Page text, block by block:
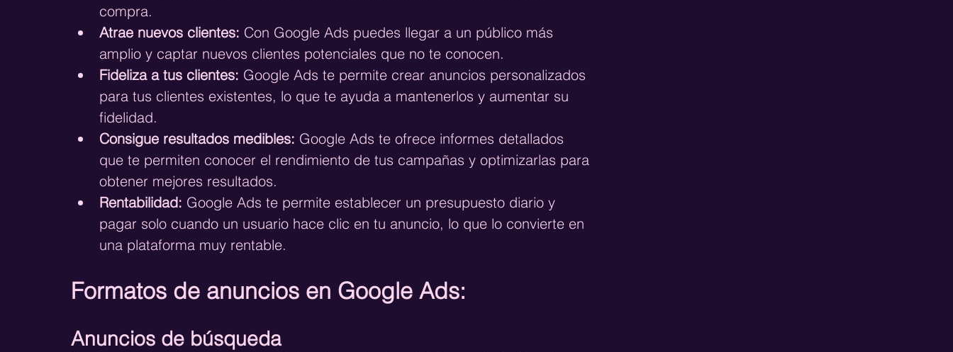
compra.
Atrae nuevos clientes: Con Google Ads puedes llegar a un público más
amplio y captar nuevos clientes potenciales que no te conocen.
Fideliza a tus clientes: Google Ads te permite crear anuncios personalizados
para tus clientes existentes, lo que te ayuda a mantenerlos y aumentar su
fidelidad.
Consigue resultados medibles: Google Ads te ofrece informes detallados
que te permiten conocer el rendimiento de tus campañas y optimizarlas para
obtener mejores resultados.
Rentabilidad: Google Ads te permite establecer un presupuesto diario y
pagar solo cuando un usuario hace clic en tu anuncio, lo que lo convierte en
una plataforma muy rentable.
Formatos de anuncios en Google Ads:
Anuncios de búsqueda